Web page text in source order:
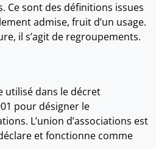
Ce sont des définitions issues
admise, fruit d’un usage.
il s’agit de regroupements.
utilisé dans le décret
pour désigner le
L’union d’associations est
et fonctionne comme